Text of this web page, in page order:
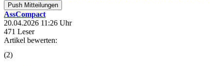
Push Mitteilungen
AssCompact
20.04.2026 11:26 Uhr
471 Leser
Artikel bewerten:
(2)